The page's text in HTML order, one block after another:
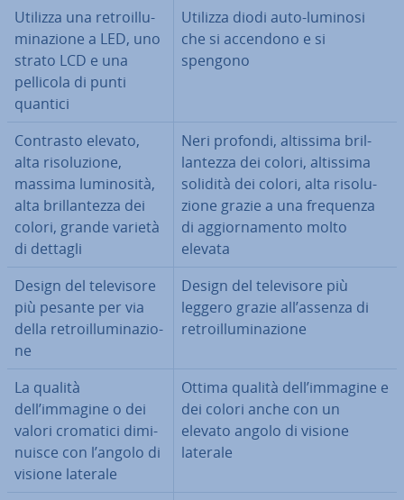
Utilizza una re­troil­lu­
mi­na­zio­ne a LED, uno
strato LCD e una
pellicola di punti
quantici
Utilizza diodi auto-luminosi
che si accendono e si
spengono
Contrasto elevato,
alta ri­so­lu­zio­ne,
massima lu­mi­no­si­tà,
alta bril­lan­tez­za dei
colori, grande varietà
di dettagli
Neri profondi, altissima bril­
lan­tez­za dei colori, altissima
solidità dei colori, alta ri­so­lu­
zio­ne grazie a una frequenza
di ag­gior­na­men­to molto
elevata
Design del te­le­vi­so­re
più pesante per via
della re­troil­lu­mi­na­zio­
ne
Design del te­le­vi­so­re più
leggero grazie all’assenza di
re­troil­lu­mi­na­zio­ne
La qualità
dell’immagine o dei
valori cromatici di­mi­
nui­sce con l’angolo di
visione laterale
Ottima qualità dell’immagine e
dei colori anche con un
elevato angolo di visione
laterale